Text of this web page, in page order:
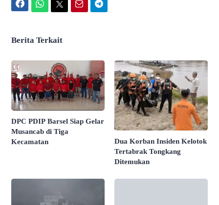
Berita Terkait
DPC PDIP Barsel Siap Gelar
Musancab di Tiga
Kecamatan
Dua Korban Insiden Kelotok
Tertabrak Tongkang
Ditemukan